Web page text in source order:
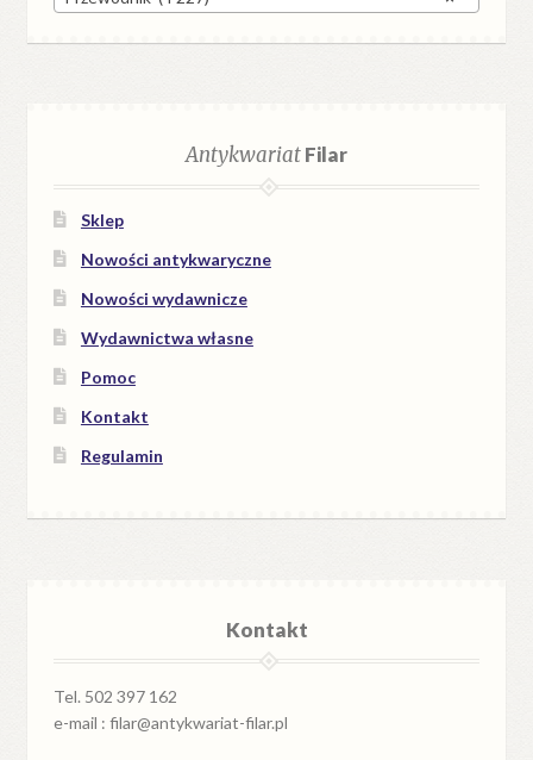
AntykwariatFilar
Sklep
Nowości antykwaryczne
Nowości wydawnicze
Wydawnictwa własne
Pomoc
Kontakt
Regulamin
Kontakt
Tel. 502 397 162
e-mail : filar@antykwariat-filar.pl